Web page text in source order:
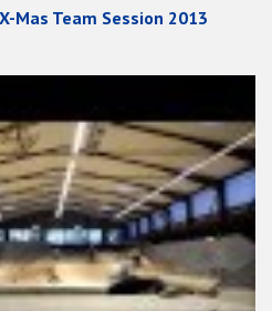
Mas Team Session 2013